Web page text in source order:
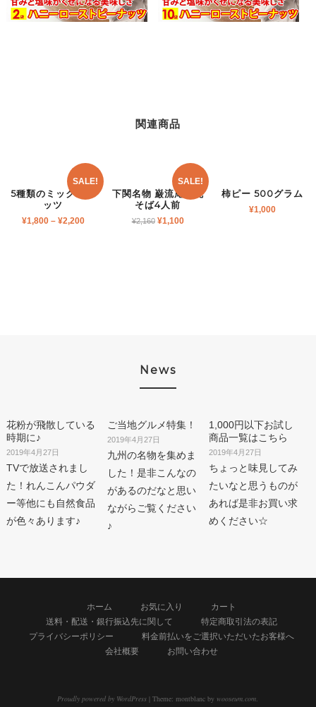
関連商品
SALE!
5種類のミックスナ
ッツ
¥1,800– ¥2,200
SALE!
下関名物 巌流庵の瓦
そば4人前
¥2,160 ¥1,100
柿ピー 500グラム
¥1,000
News
花粉が飛散している
時期に♪
2019年4月27日
TVで放送されまし
た！れんこんパウダ
ー等他にも自然食品
が色々あります♪
ご当地グルメ特集！
2019年4月27日
九州の名物を集めま
した！是非こんなの
があるのだなと思い
ながらご覧ください
♪
1,000円以下お試し
商品一覧はこちら
2019年4月27日
ちょっと味見してみ
たいなと思うものが
あれば是非お買い求
めください☆
ホーム お気に入り
カート
送料・配送・銀行振込先に関して
特定商取引法の表記
プライバシーポリシー
料金前払いをご選択いただいたお客様へ
会社概要
お問い合わせ
Proudly powered by WordPress |Theme: montblanc by wooseum.com.